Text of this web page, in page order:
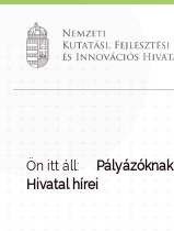
Ön itt áll: Pályázóknak
Hivatal hírei